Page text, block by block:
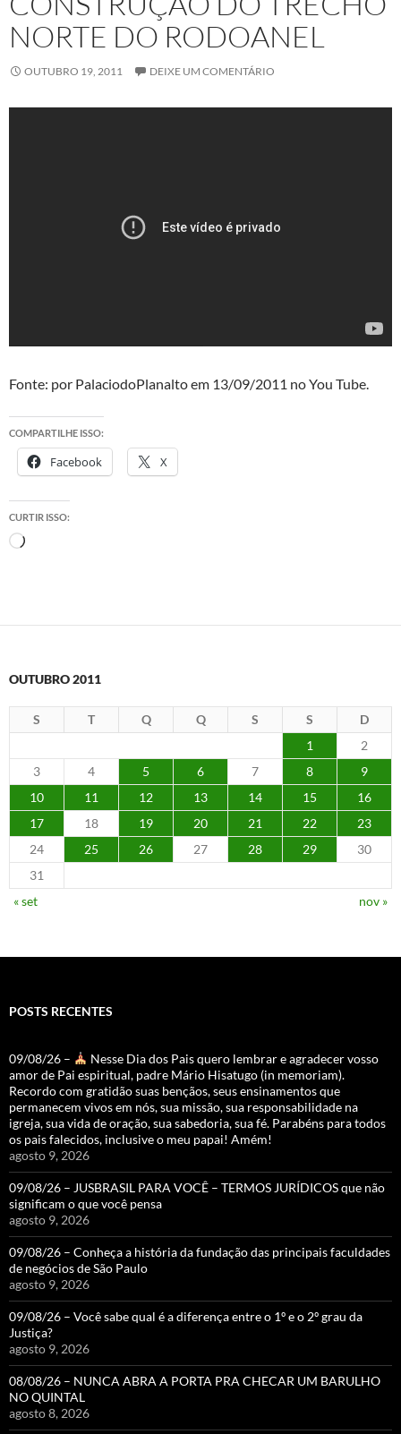
NORTE DO RODOANEL
OUTUBRO 19, 2011 DEIXE UM COMENTÁRIO
Fonte: por PalaciodoPlanalto em 13/09/2011 no You Tube.
COMPARTILHE ISSO:
Facebook X
CURTIR ISSO:
Carregando...
OUTUBRO 2011
S T Q Q S S
D
1
2
3
4 5 6 7 8
9
10
11 12 13 14 15
16
17
18 19 20 21 22
23
24
25 26 27 28 29
30
31
« set
nov »
POSTS RECENTES
09/08/26 –
Nesse Dia dos Pais quero lembrar e agradecer vosso
amor de Pai espiritual, padre Mário Hisatugo (in memoriam).
Recordo com gratidão suas bençãos, seus ensinamentos que
permanecem vivos em nós, sua missão, sua responsabilidade na
igreja, sua vida de oração, sua sabedoria, sua fé. Parabéns para todos
os pais falecidos, inclusive o meu papai! Amém!
agosto 9, 2026
09/08/26 – JUSBRASIL PARA VOCÊ – TERMOS JURÍDICOS que não
significam o que você pensa
agosto 9, 2026
09/08/26 – Conheça a história da fundação das principais faculdades
de negócios de São Paulo
agosto 9, 2026
09/08/26 – Você sabe qual é a diferença entre o 1º e o 2º grau da
Justiça?
agosto 9, 2026
08/08/26 – NUNCA ABRA A PORTA PRA CHECAR UM BARULHO
NO QUINTAL
agosto 8, 2026